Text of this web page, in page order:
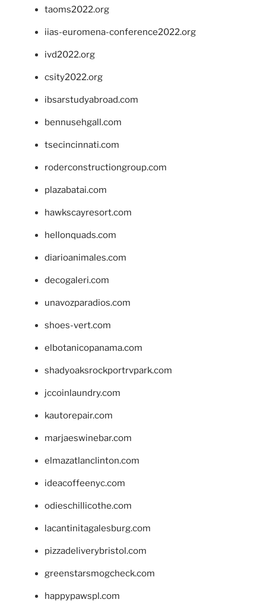
taoms2022.org
iias-euromena-conference2022.org
ivd2022.org
csity2022.org
ibsarstudyabroad.com
bennusehgall.com
tsecincinnati.com
roderconstructiongroup.com
plazabatai.com
hawkscayresort.com
hellonquads.com
diarioanimales.com
decogaleri.com
unavozparadios.com
shoes-vert.com
elbotanicopanama.com
shadyoaksrockportrvpark.com
jccoinlaundry.com
kautorepair.com
marjaeswinebar.com
elmazatlanclinton.com
ideacoffeenyc.com
odieschillicothe.com
lacantinitagalesburg.com
pizzadeliverybristol.com
greenstarsmogcheck.com
happypawspl.com